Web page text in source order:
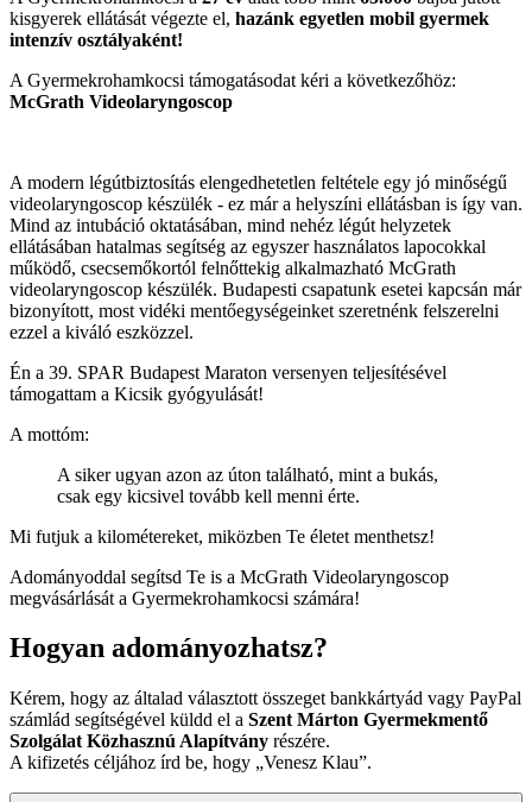
kisgyerek ellátását végezte el, hazánk egyetlen mobil gyermek
intenzív osztályaként!
A Gyermekrohamkocsi támogatásodat kéri a következőhöz:
McGrath Videolaryngoscop
A modern légútbiztosítás elengedhetetlen feltétele egy jó minőségű
videolaryngoscop készülék - ez már a helyszíni ellátásban is így van.
Mind az intubáció oktatásában, mind nehéz légút helyzetek
ellátásában hatalmas segítség az egyszer használatos lapocokkal
működő, csecsemőkortól felnőttekig alkalmazható McGrath
videolaryngoscop készülék. Budapesti csapatunk esetei kapcsán már
bizonyított, most vidéki mentőegységeinket szeretnénk felszerelni
ezzel a kiváló eszközzel.
Én a 39. SPAR Budapest Maraton versenyen teljesítésével
támogattam a Kicsik gyógyulását!
A mottóm:
A siker ugyan azon az úton található, mint a bukás,
csak egy kicsivel tovább kell menni érte.
Mi futjuk a kilométereket, miközben Te életet menthetsz!
Adományoddal segítsd Te is a McGrath Videolaryngoscop
megvásárlását a Gyermekrohamkocsi számára!
Hogyan adományozhatsz?
Kérem, hogy az általad választott összeget bankkártyád vagy PayPal
számlád segítségével küldd el a Szent Márton Gyermekmentő
Szolgálat Közhasznú Alapítvány részére.
A kifizetés céljához írd be, hogy
Venesz Klau .